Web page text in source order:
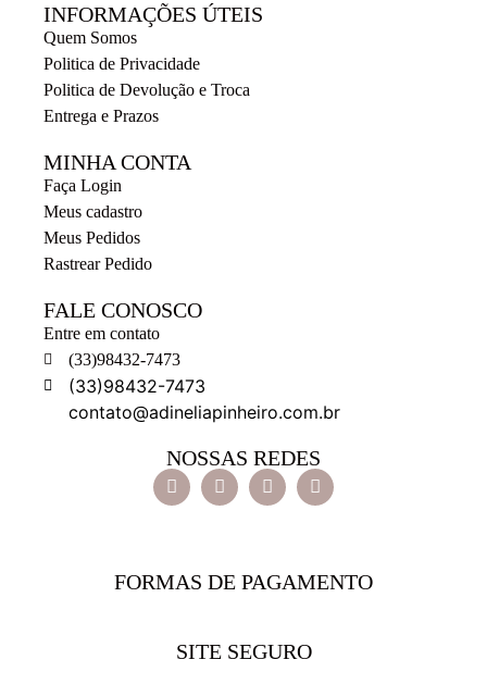
INFORMAÇÕES ÚTEIS
Quem Somos
Politica de Privacidade
Politica de Devolução e Troca
Entrega e Prazos
MINHA CONTA
Faça Login
Meus cadastro
Meus Pedidos
Rastrear Pedido
FALE CONOSCO
Entre em contato
(33)98432-7473
(33)98432-7473
contato@adineliapinheiro.com.br
NOSSAS REDES
FORMAS DE PAGAMENTO
SITE SEGURO